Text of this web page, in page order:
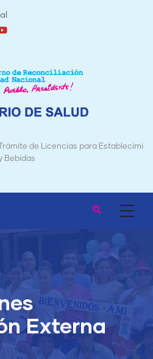
para Establecimientos de Alimentos
Externa